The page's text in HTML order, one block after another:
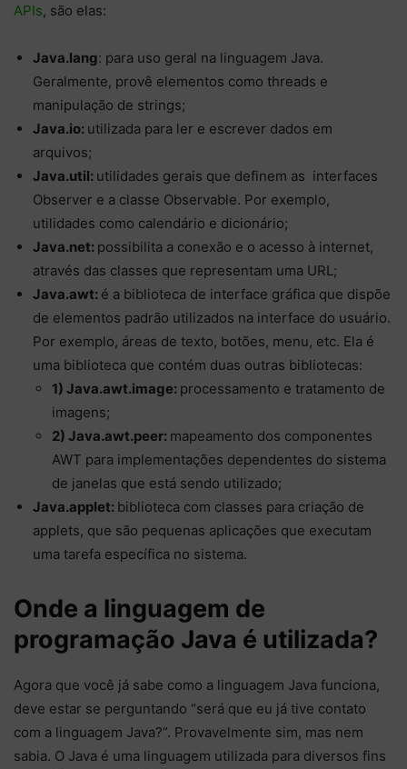
APIs, são elas:
Java.lang: para uso geral na linguagem Java.
Geralmente, provê elementos como threads e
manipulação de strings;
Java.io: utilizada para ler e escrever dados em
arquivos;
Java.util: utilidades gerais que definem as interfaces
Observer e a classe Observable. Por exemplo,
utilidades como calendário e dicionário;
Java.net: possibilita a conexão e o acesso à internet,
através das classes que representam uma URL;
Java.awt: é a biblioteca de interface gráfica que dispõe
de elementos padrão utilizados na interface do usuário.
Por exemplo, áreas de texto, botões, menu, etc. Ela é
uma biblioteca que contém duas outras bibliotecas:
1) Java.awt.image: processamento e tratamento de
imagens;
2) Java.awt.peer: mapeamento dos componentes
AWT para implementações dependentes do sistema
de janelas que está sendo utilizado;
Java.applet: biblioteca com classes para criação de
applets, que são pequenas aplicações que executam
uma tarefa específica no sistema.
Onde a linguagem de
programação Java é utilizada?
Agora que você já sabe como a linguagem Java funciona,
deve estar se perguntando “será que eu já tive contato
com a linguagem Java?”. Provavelmente sim, mas nem
sabia. O Java é uma linguagem utilizada para diversos fins